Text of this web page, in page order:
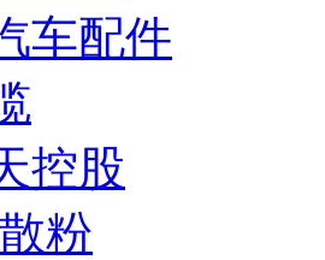
车配件
控股
粉